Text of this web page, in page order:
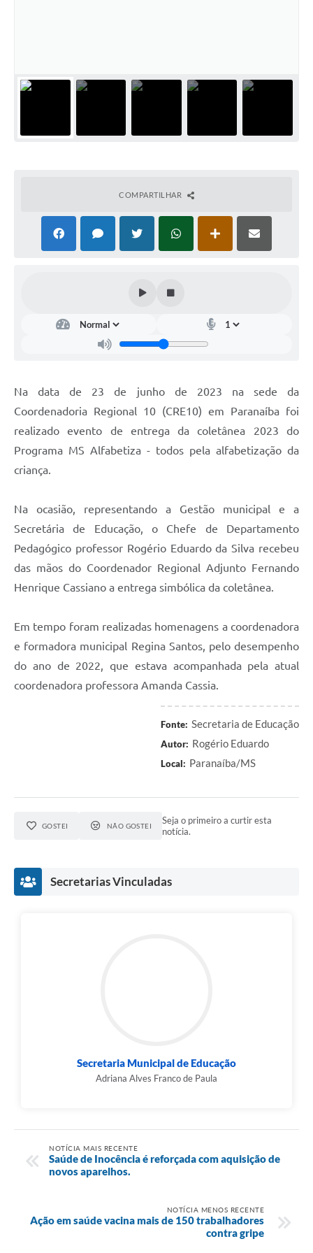
Recursos Liberados
Dados gerais e Obras
licenciamento ambiental
Fale conosco
COMPARTILHAR
Na data de 23 de junho de 2023 na sede da
Coordenadoria Regional 10 (CRE10) em Paranaíba foi
realizado evento de entrega da coletânea 2023 do
Programa MS Alfabetiza - todos pela alfabetização da
criança.
Na ocasião, representando a Gestão municipal e a
Secretária de Educação, o Chefe de Departamento
Pedagógico professor Rogério Eduardo da Silva recebeu
das mãos do Coordenador Regional Adjunto Fernando
Henrique Cassiano a entrega simbólica da coletânea.
Em tempo foram realizadas homenagens a coordenadora
e formadora municipal Regina Santos, pelo desempenho
do ano de 2022, que estava acompanhada pela atual
coordenadora professora Amanda Cassia.
Fonte: Secretaria de Educação
Autor: Rogério Eduardo
Local: Paranaíba/MS
GOSTEI NÃO GOSTEI
Seja o primeiro a curtir esta
notícia.
Secretarias Vinculadas
Secretaria Municipal de Educação
Adriana Alves Franco de Paula
NOTÍCIA MAIS RECENTE
Saúde de Inocência é reforçada com aquisição de
novos aparelhos.
NOTÍCIA MENOS RECENTE
Ação em saúde vacina mais de 150 trabalhadores
contra gripe